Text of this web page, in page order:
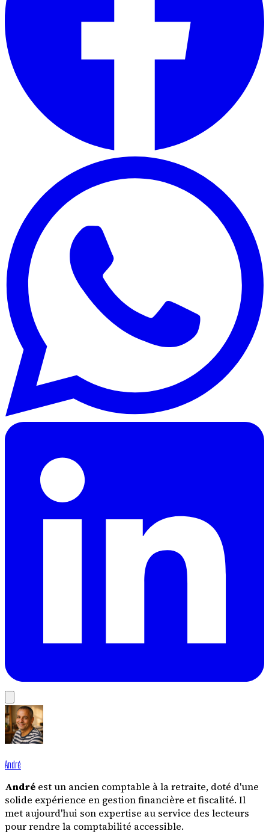
André
André est un ancien comptable à la retraite, doté d'une
solide expérience en gestion financière et fiscalité. Il
met aujourd'hui son expertise au service des lecteurs
pour rendre la comptabilité accessible.